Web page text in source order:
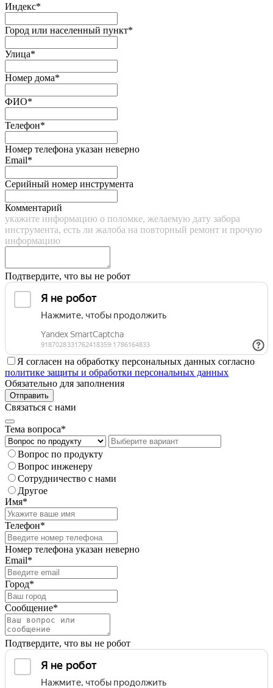
Индекс*
Город или населенный пункт*
Улица*
Номер дома*
ФИО*
Телефон*
Номер телефона указан неверно
Email*
Серийный номер инструмента
Комментарий
укажите информацию о поломке, желаемую дату забора
инструмента, есть ли жалоба на повторный ремонт и прочую
информацию
Подтвердите, что вы не робот
Я согласен на обработку персональных данных согласно
политике защиты и обработки персональных данных
Обязательно для заполнения
Отправить
Связаться с нами
Тема вопроса*
Вопрос по продукту
Вопрос инженеру
Сотрудничество с нами
Другое
Имя*
Телефон*
Номер телефона указан неверно
Email*
Город*
Сообщение*
Подтвердите, что вы не робот